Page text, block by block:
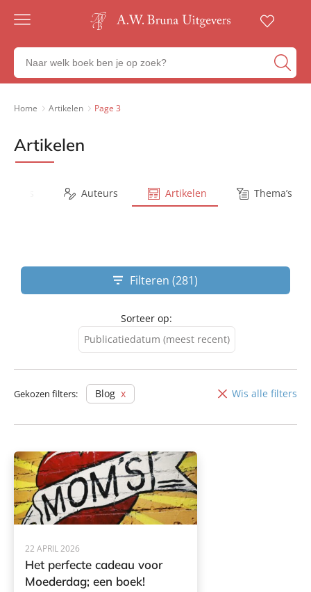
Gratis
23:00
besteld,
werkdag
Veilig
betalen
Zoeken
naar
boeken,
Home Artikelen Page 3
Artikelen
Auteurs Artikelen Thema’s
Filteren (281)
Sorteer op:
Publicatiedatum (meest recent)
Publicatiedatum (minst
Gekozen filters: Blog Wis alle filters
22 APRIL 2026
Het perfecte cadeau voor
Moederdag; een boek!